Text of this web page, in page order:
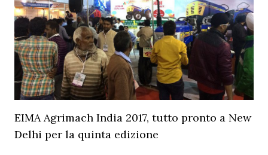
EIMA Agrimach India 2017, tutto pronto a New
Delhi per la quinta edizione